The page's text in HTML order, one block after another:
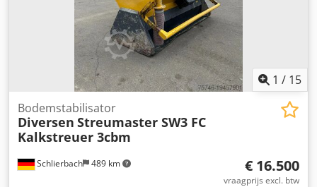
1 / 15
Schlierbach 489 km
Bodemstabilisator
Diversen Streumaster SW3 FC
Kalkstreuer 3cbm
€ 16.500
vraagprijs excl. btw